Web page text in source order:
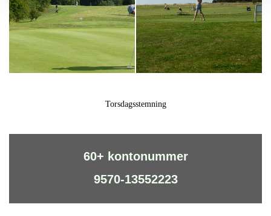
Torsdagsstemning
60+ kontonummer
9570-13552223